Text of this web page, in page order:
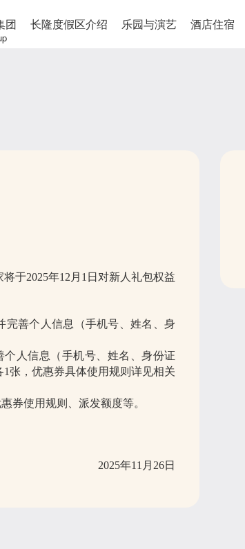
团 长隆度假区介绍 乐园与演艺 酒店住宿
于2025年12月1日对新人礼包权益
完善个人信息（手机号、姓名、身
个人信息（手机号、姓名、身份证
张，优惠券具体使用规则详见相关
券使用规则、派发额度等。
2025年11月26日